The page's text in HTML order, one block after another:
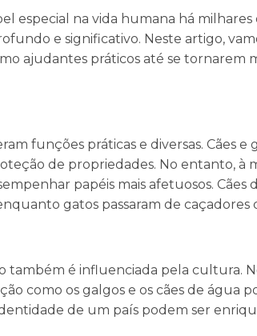
especial na vida humana há
e significativo. Neste artigo,
ajudantes práticos até se tornarem
funções práticas e diversas. Cães
de propriedades. No entanto, à
papéis mais afetuosos.
gatos passaram de caçadores
também é influenciada pela cultura.
como os galgos e os cães de água
de um país podem ser